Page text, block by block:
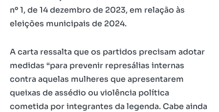
nº 1, de 14 dezembro de 2023, em relação às
eleições municipais de 2024.
A carta ressalta que os partidos precisam adotar
medidas “para prevenir represálias internas
contra aquelas mulheres que apresentarem
queixas de assédio ou violência política
cometida por integrantes da legenda. Cabe ainda